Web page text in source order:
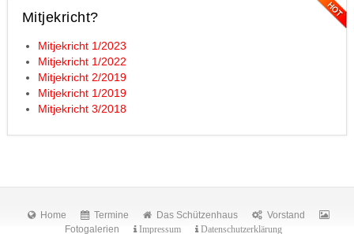
Mitjekricht?
Mitjekricht 1/2023
Mitjekricht 1/2022
Mitjekricht 2/2019
Mitjekricht 1/2019
Mitjekricht 3/2018
Home Termine Das Schützenhaus
Vorstand
Fotogalerien
Impressum Datenschutzerklärung